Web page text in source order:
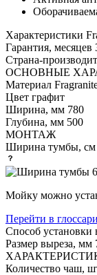
Характеристики
Гарантия, месяцев
Страна-
ОСНОВНЫЕ
Материал
Цвет графит
Ширина, мм 780
Глубина, мм 500
МОНТАЖ
Ширина тумбы, см
Мойку можно
Перейти в
Способ установки
Размер выреза, мм
Количество чаш,